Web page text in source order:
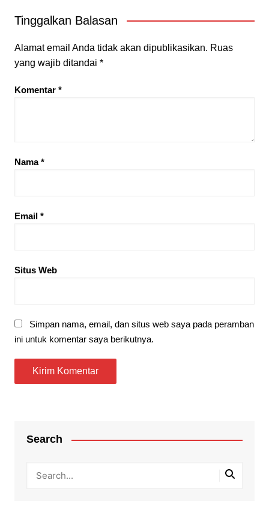
Tinggalkan Balasan
Alamat email Anda tidak akan dipublikasikan. Ruas
yang wajib ditandai *
Komentar *
Nama*
Email *
Situs Web
Simpan nama, email, dan situs web saya pada peramban
ini untuk komentar saya berikutnya.
Search